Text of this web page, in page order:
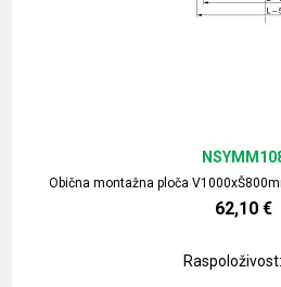
Obična montažna ploča
62,10 €
Raspoloživost: